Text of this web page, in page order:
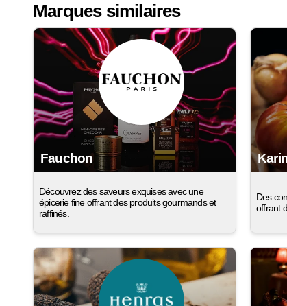
Marques similaires
Fauchon
Découvrez des saveurs exquises avec une
épicerie fine offrant des produits gourmands et
raffinés.
Des
offrant